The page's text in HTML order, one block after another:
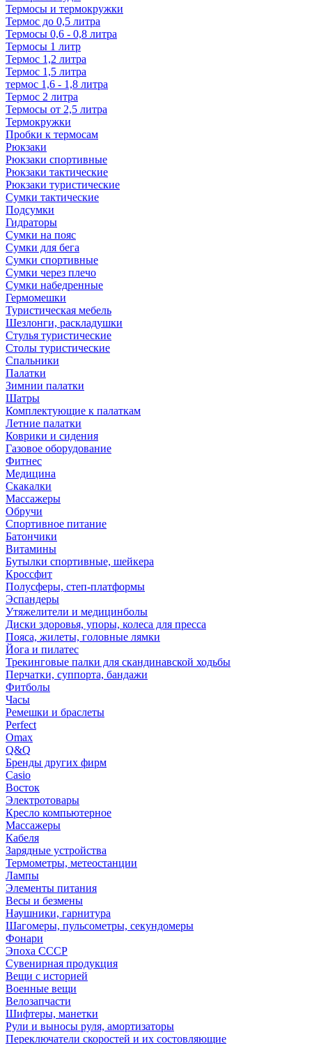
Термосы и термокружки
Термос до 0,5 литра
Термосы 0,6 - 0,8 литра
Термосы 1 литр
Термос 1,2 литра
Термос 1,5 литра
термос 1,6 - 1,8 литра
Термос 2 литра
Термосы от 2,5 литра
Термокружки
Пробки к термосам
Рюкзаки
Рюкзаки спортивные
Рюкзаки тактические
Рюкзаки туристические
Сумки тактические
Подсумки
Гидраторы
Сумки на пояс
Сумки для бега
Сумки спортивные
Сумки через плечо
Сумки набедренные
Гермомешки
Туристическая мебель
Шезлонги, раскладушки
Стулья туристические
Столы туристические
Спальники
Палатки
Зимнии палатки
Шатры
Комплектующие к палаткам
Летние палатки
Коврики и сидения
Газовое оборудование
Фитнес
Медицина
Скакалки
Массажеры
Обручи
Спортивное питание
Батончики
Витамины
Бутылки спортивные, шейкера
Кроссфит
Полусферы, степ-платформы
Эспандеры
Утяжелители и медицинболы
Диски здоровья, упоры, колеса для пресса
Пояса, жилеты, головные лямки
Йога и пилатес
Трекинговые палки для скандинавской ходьбы
Перчатки, суппорта, бандажи
Фитболы
Часы
Ремешки и браслеты
Perfect
Omax
Q&Q
Бренды других фирм
Casio
Восток
Электротовары
Кресло компьютерное
Массажеры
Кабеля
Зарядные устройства
Термометры, метеостанции
Лампы
Элементы питания
Весы и безмены
Наушники, гарнитура
Шагомеры, пульсометры, секундомеры
Фонари
Эпоха СССР
Сувенирная продукция
Вещи с историей
Военные вещи
Велозапчасти
Шифтеры, манетки
Рули и выносы руля, амортизаторы
Переключатели скоростей и их состовляющие